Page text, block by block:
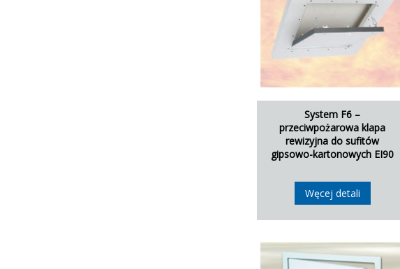
System F6 –
przeciwpożarowa klapa
rewizyjna do sufitów
gipsowo-kartonowych EI90
Węcej detali